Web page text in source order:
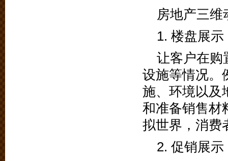
房地产三维
1. 楼盘展示
让客户在购
设施等情况。
施、环境以及
和准备销售材
拟世界，消费
2. 促销展示